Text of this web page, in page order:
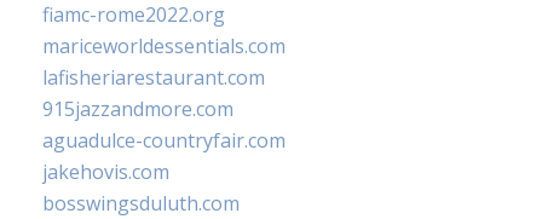
fiamc-rome2022.org
mariceworldessentials.com
lafisheriarestaurant.com
915jazzandmore.com
aguadulce-countryfair.com
jakehovis.com
bosswingsduluth.com